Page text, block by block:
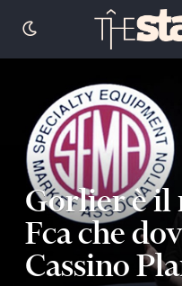
Gorlier è il
Fca che
Cassino